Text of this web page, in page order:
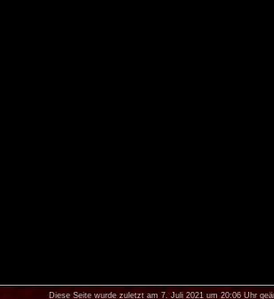
Diese Seite wurde zuletzt am 7. Juli 2021 um 20:06 Uhr